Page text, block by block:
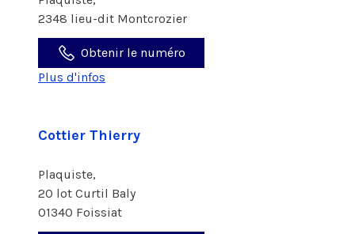
2348 lieu-dit Montcrozier
Obtenir le numéro
Plus d'infos
Cottier Thierry
Plaquiste,
20 lot Curtil Baly
01340 Foissiat